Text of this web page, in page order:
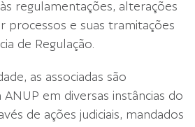
regulamentações, alterações
processos e suas tramitações
de Regulação.
as associadas são
em diversas instâncias do
de ações judiciais, mandados